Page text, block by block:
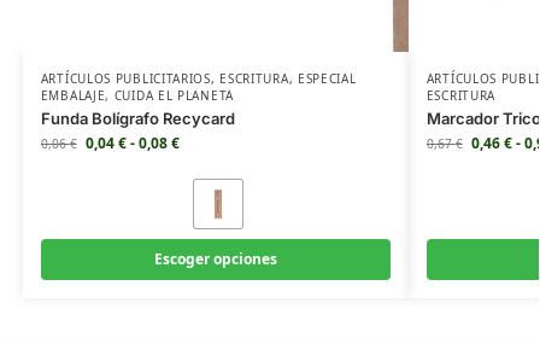
ARTÍCULOS PUBLICITARIOS, ESCRITURA, ESPECIAL
EMBALAJE, CUIDA EL PLANETA
Funda Bolígrafo Recycard
0,06€ 0,04€-0,08€
Escoger opciones
ARTÍCULOS
ESCRITURA
Marcador Trico
0,67€ 0,46€-